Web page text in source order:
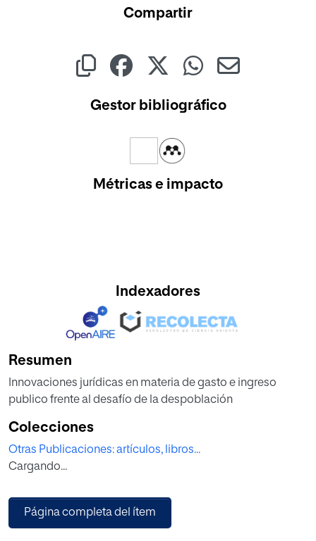
Compartir
Gestor bibliográfico
Métricas e impacto
Indexadores
Resumen
Innovaciones jurídicas en materia de gasto e ingreso
publico frente al desafío de la despoblación
Colecciones
Otras Publicaciones: artículos, libros...
Cargando...
Página completa del ítem